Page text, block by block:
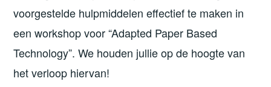
voorgestelde hulpmiddelen effectief te maken in
een workshop voor “Adapted Paper Based
Technology”. We houden jullie op de hoogte van
het verloop hiervan!